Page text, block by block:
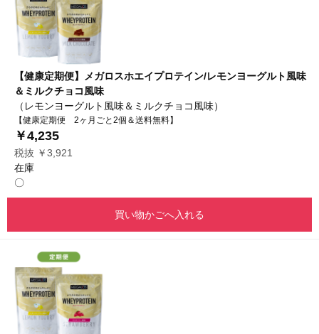
【健康定期便】メガロスホエイプロテイン/レモンヨーグルト風味
＆ミルクチョコ風味
（レモンヨーグルト風味＆ミルクチョコ風味）
【健康定期便 2ヶ月ごと2個＆送料無料】
￥4,235
税抜 ￥3,921
在庫
〇
買い物かごへ入れる